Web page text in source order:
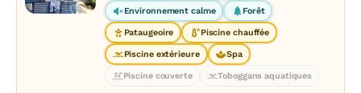
Environnement calme Forêt
Pataugeoire Piscine chauffée
Piscine extérieure Spa
Piscine couverte Toboggans aquatiques